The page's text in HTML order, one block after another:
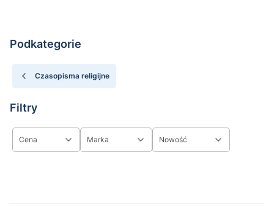
Podkategorie
Czasopisma religijne
Filtry
Cena Marka Nowość